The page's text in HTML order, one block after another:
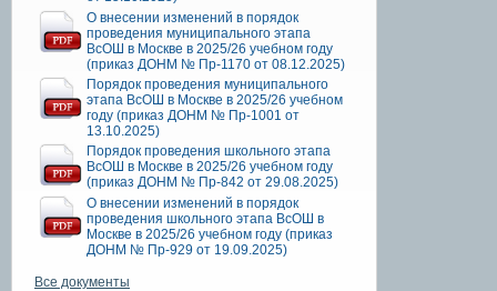
О внесении изменений в порядок
проведения муниципального этапа
ВсОШ в Москве в 2025/26 учебном году
(приказ ДОНМ № Пр-1170 от 08.12.2025)
Порядок проведения муниципального
этапа ВсОШ в Москве в 2025/26 учебном
году (приказ ДОНМ № Пр-1001 от
13.10.2025)
Порядок проведения школьного этапа
ВсОШ в Москве в 2025/26 учебном году
(приказ ДОНМ № Пр-842 от 29.08.2025)
О внесении изменений в порядок
проведения школьного этапа ВсОШ в
Москве в 2025/26 учебном году (приказ
ДОНМ № Пр-929 от 19.09.2025)
Все документы